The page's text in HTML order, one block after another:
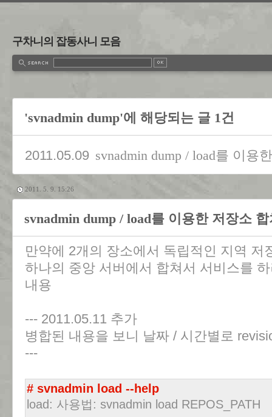
구차니의 잡동사니 모음
'svnadmin dump'에 해당되는 글 1건
2011.05.09 svnadmin dump / load를 이용
2011. 5. 9. 15:26
svnadmin dump / load를 이용한 저장소
만약에 2개의 장소에서 독립적인 지역 저
하나의 중앙 서버에서 합쳐서 서비스를
내용
--- 2011.05.11 추가
병합된 내용을 보니 날짜 / 시간별로
---
# svnadmin load --help
load: 사용법: svnadmin load REPOS_PATH